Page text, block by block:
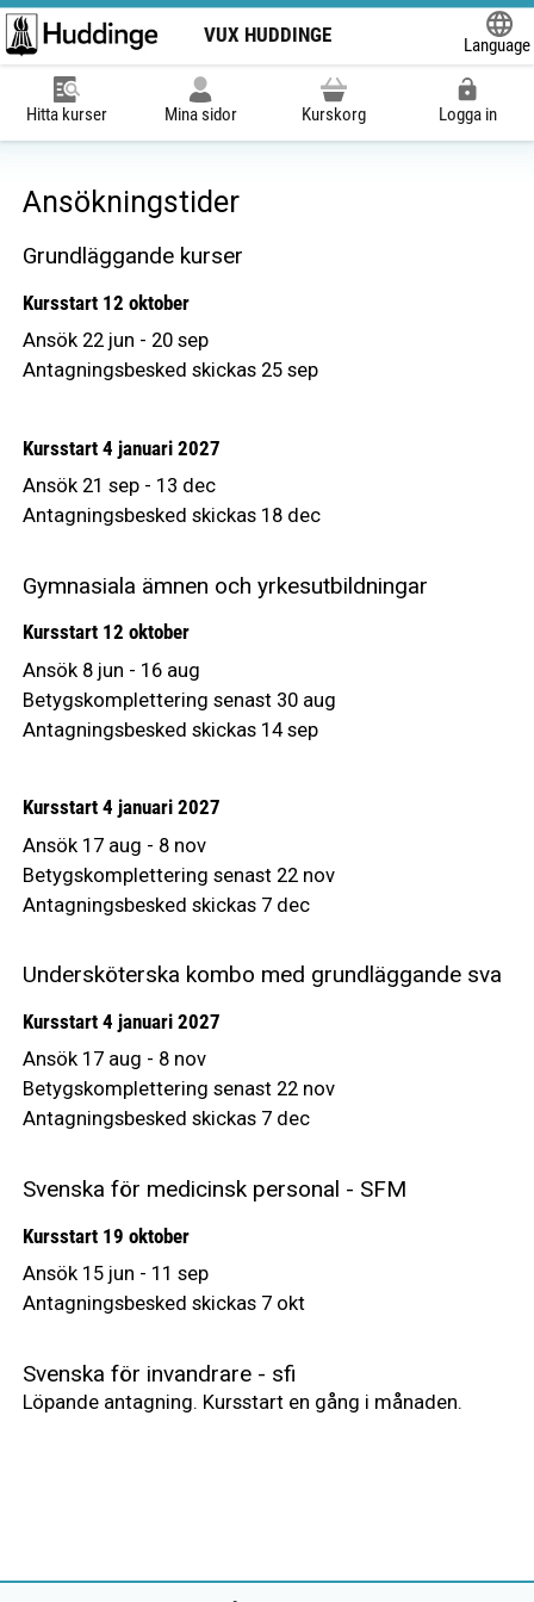
VUX HUDDINGE
Language
Hitta kurser Mina sidor Kurskorg Logga in
Ansökningstider
Grundläggande kurser
Kursstart 12 oktober
Ansök 22 jun - 20 sep
Antagningsbesked skickas 25 sep
Kursstart 4 januari 2027
Ansök 21 sep - 13 dec
Antagningsbesked skickas 18 dec
Gymnasiala ämnen och yrkesutbildningar
Kursstart 12 oktober
Ansök 8 jun - 16 aug
Betygskomplettering senast 30 aug
Antagningsbesked skickas 14 sep
Kursstart 4 januari 2027
Ansök 17 aug - 8 nov
Betygskomplettering senast 22 nov
Antagningsbesked skickas 7 dec
Undersköterska kombo med grundläggande sva
Kursstart 4 januari 2027
Ansök 17 aug - 8 nov
Betygskomplettering senast 22 nov
Antagningsbesked skickas 7 dec
Svenska för medicinsk personal - SFM
Kursstart 19 oktober
Ansök 15 jun - 11 sep
Antagningsbesked skickas 7 okt
Svenska för invandrare - sfi
Löpande antagning. Kursstart en gång i månaden.